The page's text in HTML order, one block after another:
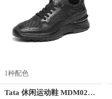
1种配色
Tata 休闲运动鞋 MDM02CM1